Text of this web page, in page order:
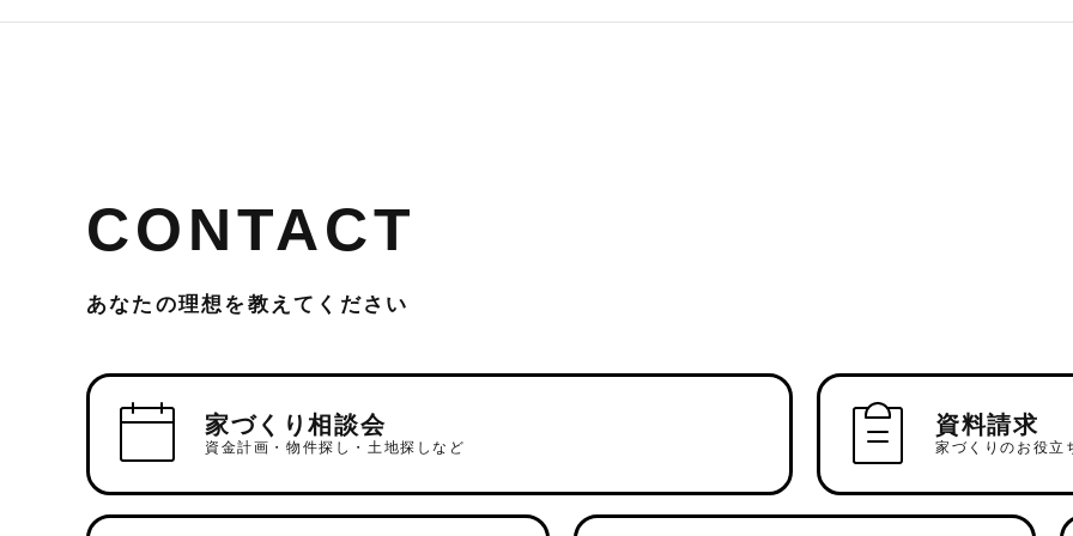
CONTACT
あなたの理想を教えてください
家づくり相談会
資金計画・物件探し・土地探しなど
資料請求
家づくりのお役立